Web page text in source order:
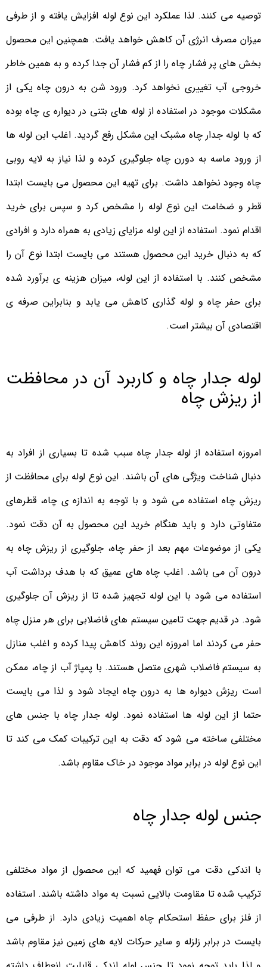
توصیه می کنند. لذا عملکرد این نوع لوله افزایش یافته و از طرفی
میزان مصرف انرژی آن کاهش خواهد یافت. همچنین این محصول
بخش های پر فشار چاه را از کم فشار آن جدا کرده و به همین خاطر
خروجی آب تغییری نخواهد کرد. ورود شن به درون چاه یکی از
مشکلات موجود در استفاده از لوله های بتنی در دیواره ی چاه بوده
که با لوله جدار چاه مشبک این مشکل رفع گردید. اغلب ابن لوله ها
از ورود ماسه به دورن چاه جلوگیری کرده و لذا نیاز به لایه روبی
چاه وجود نخواهد داشت. برای تهیه این محصول می بایست ابتدا
قطر و ضخامت این نوع لوله را مشخص کرد و سپس برای خرید
اقدام نمود. استفاده از این لوله مزایای زیادی به همراه دارد و افرادی
که به دنبال خرید این محصول هستند می بایست ابتدا نوع آن را
مشخص کنند. با استفاده از این لوله، میزان هزینه ی برآورد شده
برای حفر چاه و لوله گذاری کاهش می یابد و بنابراین صرفه ی
اقتصادی آن بیشتر است.
لوله جدار چاه و کاربرد آن در محافظت
از ریزش چاه
امروزه استفاده از لوله جدار چاه سبب شده تا بسیاری از افراد به
دنبال شناخت ویژگی های آن باشند. این نوع لوله برای محافظت از
ریزش چاه استفاده می شود و با توجه به اندازه ی چاه، قطرهای
متفاوتی دارد و باید هنگام خرید این محصول به آن دقت نمود.
یکی از موضوعات مهم بعد از حفر چاه، جلوگیری از ریزش چاه به
درون آن می باشد. اغلب چاه های عمیق که با هدف برداشت آب
استفاده می شود با این لوله تجهیز شده تا از ریزش آن جلوگیری
شود. در قدیم جهت تامین سیستم های فاضلابی برای هر منزل چاه
حفر می کردند اما امروزه این روند کاهش پیدا کرده و اغلب منازل
به سیستم فاضلاب شهری متصل هستند. با پمپاژ آب از چاه، ممکن
است ریزش دیواره ها به درون چاه ایجاد شود و لذا می بایست
حتما از این لوله ها استفاده نمود. لوله جدار چاه با جنس های
مختلفی ساخته می شود که دقت به این ترکیبات کمک می کند تا
این نوع لوله در برابر مواد موجود در خاک مقاوم باشد.
جنس لوله جدار چاه
با اندکی دقت می توان فهمید که این محصول از مواد مختلفی
ترکیب شده تا مقاومت بالایی نسبت به مواد داشته باشند. استفاده
از فلز برای حفظ استحکام چاه اهمیت زیادی دارد. از طرفی می
بایست در برابر زلزله و سایر حرکات لایه های زمین نیز مقاوم باشد